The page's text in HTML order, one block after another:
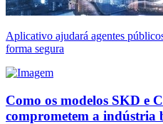
Aplicativo ajudará agentes
forma segura
Como os modelos SKD e
comprometem a indústria